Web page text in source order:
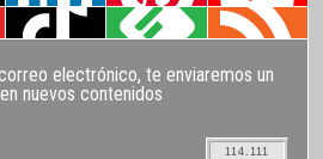
electrónico, te enviaremos un
nuevos contenidos
114.111